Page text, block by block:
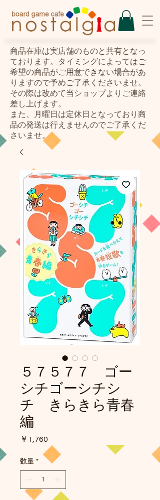
​商品在庫は実店舗のものと共有となっ
ております。タイミングによってはご
希望の商品がご用意できない場合があ
りますので予めご了承くださいませ。
その際は改めて当ショップよりご連絡
差し上げます。
また、月曜日は定休日となっており商
品の発送は行えませんのでご了承くだ
さいませ。
５７５７７ ゴー
シチゴーシチシ
チ きらきら青春
編
￥1,760
格
数量 *